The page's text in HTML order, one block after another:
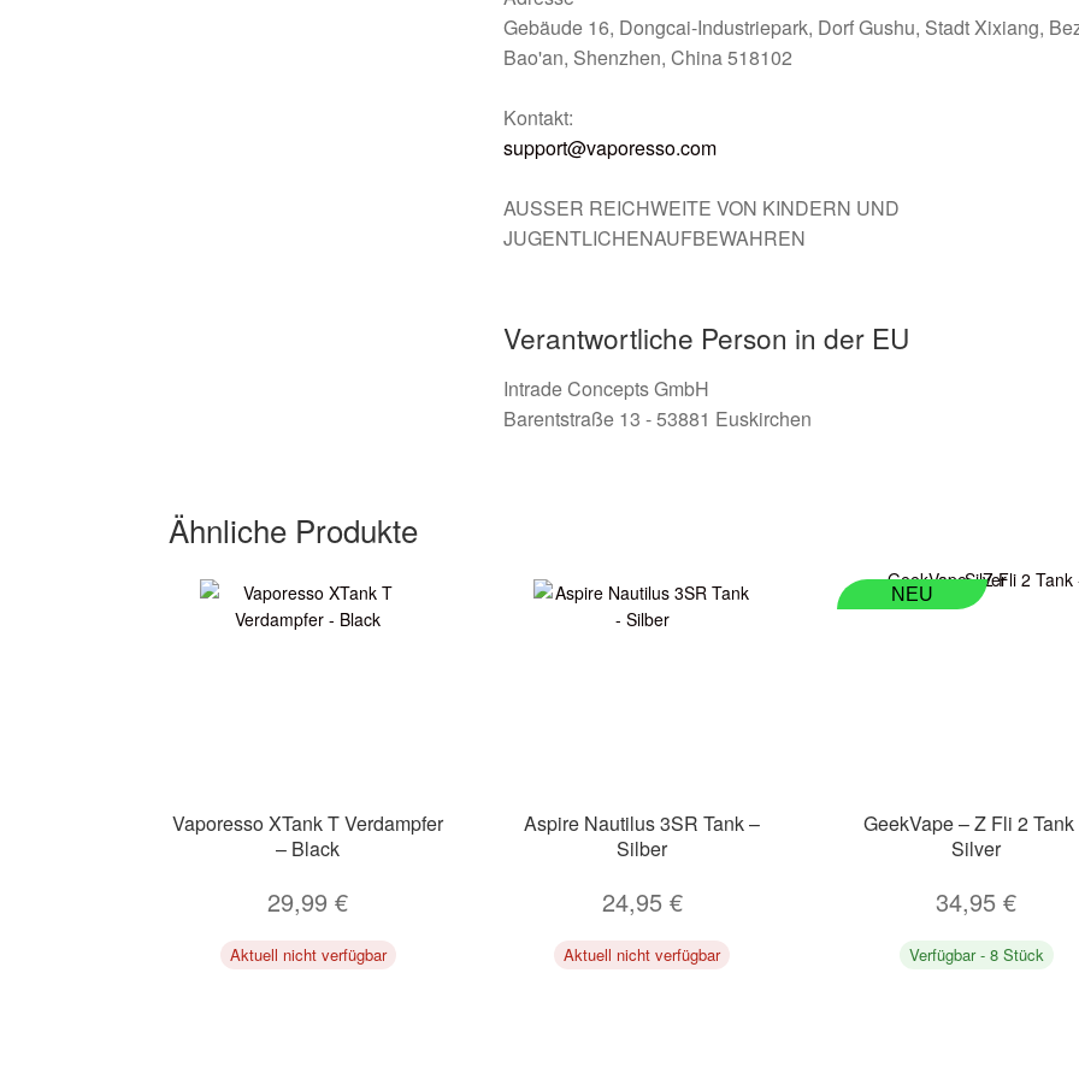
Gebäude 16, Dongcai-Industriepark, Dorf Gushu, Stadt Xixiang,
Bao'an, Shenzhen, China 518102
Kontakt:
support@vaporesso.com
AUSSER REICHWEITE VON KINDERN UND
JUGENTLICHENAUFBEWAHREN
Verantwortliche Person in der EU
Intrade Concepts GmbH
Barentstraße 13 - 53881 Euskirchen
Ähnliche Produkte
Vaporesso XTank T Verdampfer
– Black
29,99€
Aktuell nicht verfügbar
Aspire Nautilus 3SR Tank –
Silber
24,95 €
Aktuell nicht verfügbar
NEU
GeekVape – Z Fli 2 Tank
Silver
34,95€
Verfügbar - 8 Stück